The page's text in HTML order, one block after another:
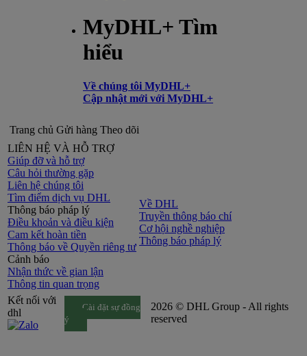
MyDHL+ Tìm
hiểu
Về chúng tôi MyDHL+
Cập nhật mới với MyDHL+
Trang chủ Gửi hàng Theo dõi
LIÊN HỆ VÀ HỖ TRỢ
Giúp đỡ và hỗ trợ
Câu hỏi thường gặp
Liên hệ chúng tôi
Tìm điểm dịch vụ DHL
Thông báo pháp lý
Điều khoản và điều kiện
Cam kết hoàn tiền
Thông báo về Quyền riêng tư
Cảnh báo
Nhận thức về gian lận
Thông tin quan trọng
Về DHL
Truyền thông báo chí
Cơ hội nghề nghiệp
Thông báo pháp lý
Kết nối với
dhl
Cài đặt sự đồng
ý
2026 © DHL Group - All rights
reserved